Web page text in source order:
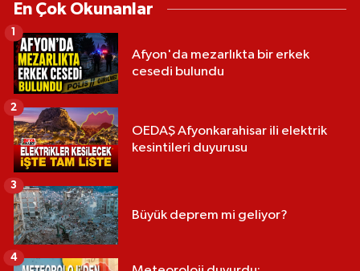
En Çok Okunanlar
Afyon'da mezarlıkta bir erkek
cesedi bulundu
1
OEDAŞ Afyonkarahisar ili elektrik
kesintileri duyurusu
2
Büyük deprem mi geliyor?
3
4